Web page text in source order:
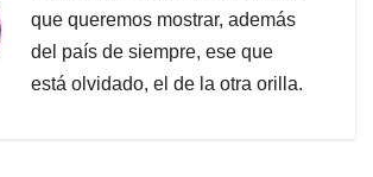
que queremos mostrar, además
del país de siempre, ese que
está olvidado, el de la otra orilla.